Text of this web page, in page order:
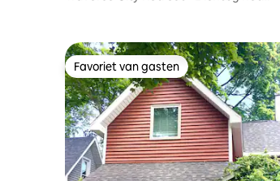
Favoriet van gasten
Favoriet van gasten